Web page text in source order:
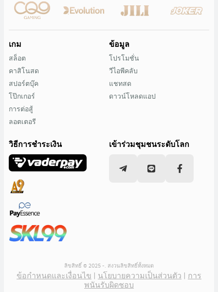
เกม
สล็อต
คาสิโนสด
สปอร์ตบุ๊ค
โป๊กเกอร์
การต่อสู้
ลอตเตอรี
ข้อมูล
โปรโมชั่น
วีไอพีคลับ
แชทสด
ดาวน์โหลดแอป
วิธีการชำระเงิน เข้าร่วมชุมชนระดับโลก
ลิขสิทธิ์ © 2025 -. สงวนลิขสิทธิ์ทั้งหมด
ข้อกำหนดและเงื่อนไข นโยบายความเป็นส่วนตัว
การ
พนันรับผิดชอบ